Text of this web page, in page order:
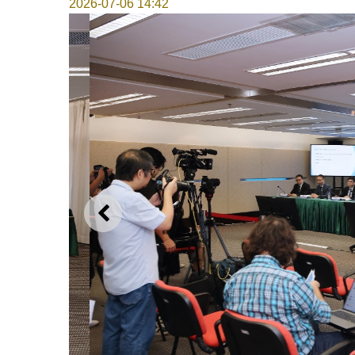
2026-07-06 14:42
上一则